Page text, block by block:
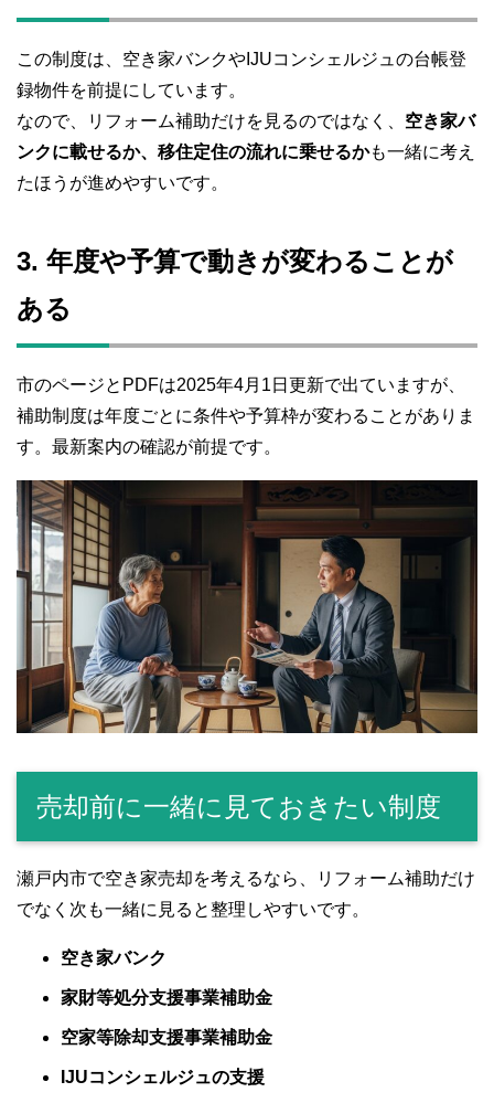
この制度は、空き家バンクやIJUコンシェルジュの台帳登
録物件を前提にしています。
なので、リフォーム補助だけを見るのではなく、 空き家バ
ンクに載せるか、移住定住の流れに乗せるかも一緒に考え
たほうが進めやすいです。
3. 年度や予算で動きが変わることが
ある
市のページとPDFは2025年4月1日更新で出ていますが、
補助制度は年度ごとに条件や予算枠が変わることがありま
す。最新案内の確認が前提です。
売却前に一緒に見ておきたい制度
瀬戸内市で空き家売却を考えるなら、リフォーム補助だけ
でなく次も一緒に見ると整理しやすいです。
空き家バンク
家財等処分支援事業補助金
空家等除却支援事業補助金
IJUコンシェルジュの支援